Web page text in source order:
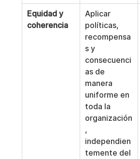
Equidad y
coherencia
Aplicar
políticas,
recompensa
s y
consecuenci
as de
manera
uniforme en
toda la
organización
,
independien
temente del